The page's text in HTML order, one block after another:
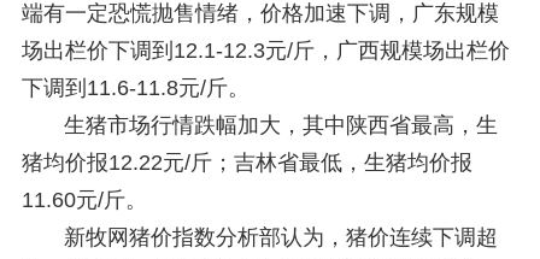
端有一定恐慌抛售情绪，价格加速下调，广东规模
场出栏价下调到12.1-12.3元/斤，广西规模场出栏价
下调到11.6-11.8元/斤。
生猪市场行情跌幅加大，其中陕西省最高，生
猪均价报12.22元/斤；吉林省最低，生猪均价报
11.60元/斤。
新牧网猪价指数分析部认为，猪价连续下调超